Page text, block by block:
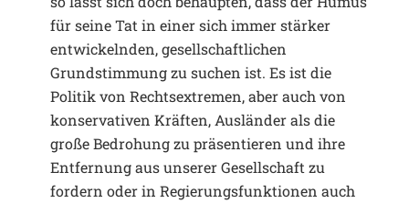
für seine Tat in einer sich immer stärker
entwickelnden, gesellschaftlichen
Grundstimmung zu suchen ist. Es ist die
Politik von Rechtsextremen, aber auch von
konservativen Kräften, Ausländer als die
große Bedrohung zu präsentieren und ihre
Entfernung aus unserer Gesellschaft zu
fordern oder in Regierungsfunktionen auch